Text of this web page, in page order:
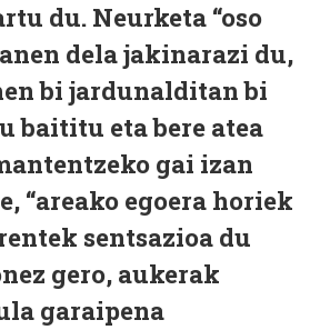
du. Neurketa “oso
dela jakinarazi du,
bi jardunalditan bi
baititu eta bere atea
gai izan
“areako egoera horiek
sentsazioa du
gero, aukerak
garaipena